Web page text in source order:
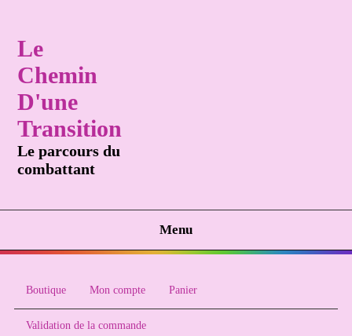
Le
Chemin
D'une
Transition
Le parcours du
combattant
Menu
Boutique Mon compte Panier
Validation de la commande